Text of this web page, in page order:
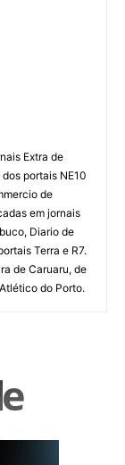
Extra de
portais NE10
de
em jornais
Diario de
Terra e R7.
de Caruaru, de
do Porto.